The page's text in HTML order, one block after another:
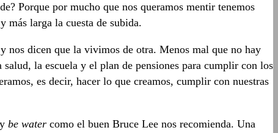
Porque por mucho que nos queramos mentir tenemos
más larga la cuesta de subida.
nos dicen que la vivimos de otra. Menos mal que no hay
la escuela y el plan de pensiones para cumplir con los
es decir, hacer lo que creamos, cumplir con nuestras
be water como el buen Bruce Lee nos recomienda. Una